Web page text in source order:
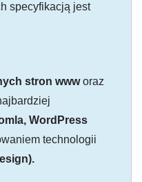
specyfikacją jest
stron wwworaz
WordPress
technologii